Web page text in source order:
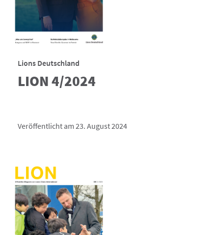
Lions Deutschland
LION 4/2024
Veröffentlicht am 23. August 2024